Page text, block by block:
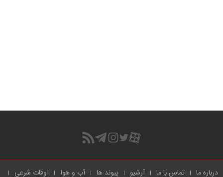
درباره ما تماس با ما آرشیو پیوند ها آب و هوا اوقات شرعی